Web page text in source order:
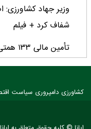
وزیر جهاد کشاورزی:
شفاف کرد + فیلم
هدفمند بانک
فراخوان بین‌المللی
۳ عضو کمیسیون
کشاورزی دامپروری سیاست